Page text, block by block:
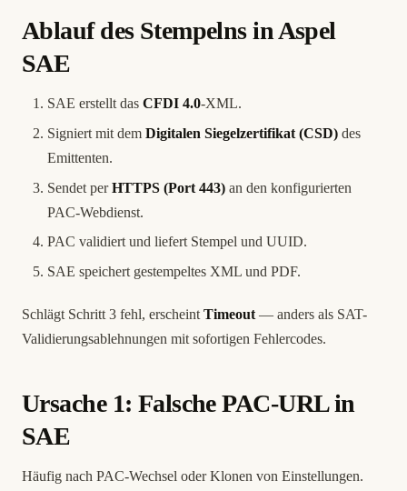
Ablauf des Stempelns in Aspel
SAE
SAE erstellt das CFDI 4.0-XML.
Signiert mit dem Digitalen Siegelzertifikat (CSD) des
Emittenten.
Sendet perHTTPS (Port 443) an den konfigurierten
PAC-Webdienst.
PAC validiert und liefert Stempel und UUID.
SAE speichert gestempeltes XML und PDF.
Schlägt Schritt 3 fehl, erscheint Timeout — anders als SAT-
Validierungsablehnungen mit sofortigen Fehlercodes.
Ursache 1: Falsche PAC-URL in
SAE
Häufig nach PAC-Wechsel oder Klonen von Einstellungen.